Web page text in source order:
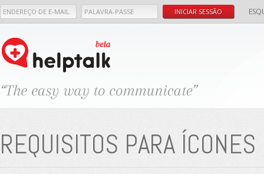
REQUISITOS PARA ÍCONES